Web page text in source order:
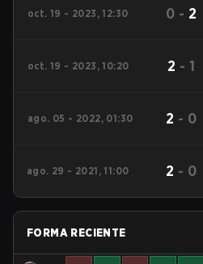
oct. 19 - 2023, 12:30 0 - 2
oct. 19 - 2023, 10:20 2 - 1
ago. 05 - 2022, 01:30 2 - 0
ago. 29 - 2021, 11:00 2 - 0
FORMA RECIENTE